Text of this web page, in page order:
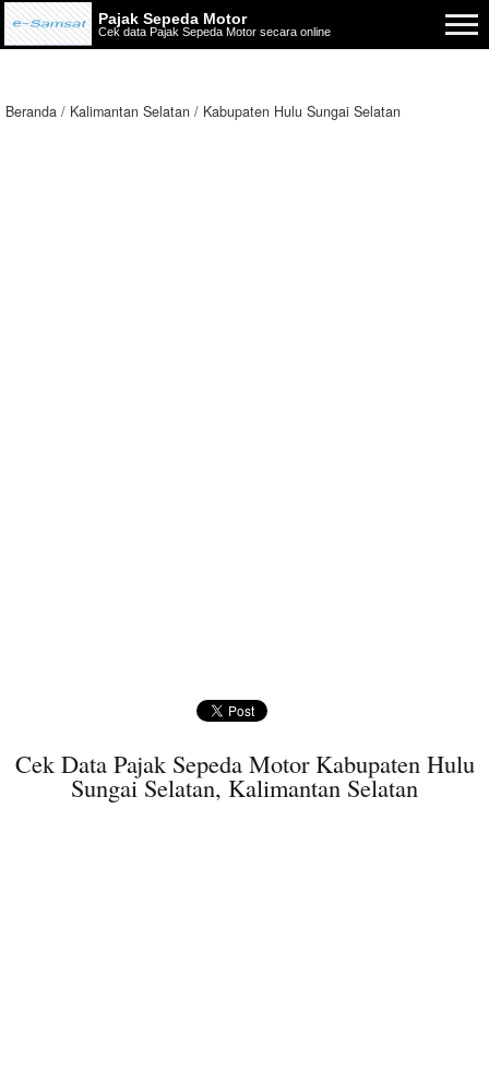
Pajak Sepeda Motor
Cek data Pajak Sepeda Motor secara online
Beranda Kalimantan Selatan Kabupaten Hulu Sungai Selatan
Cek Data Pajak Sepeda Motor Kabupaten Hulu
Sungai Selatan, Kalimantan Selatan